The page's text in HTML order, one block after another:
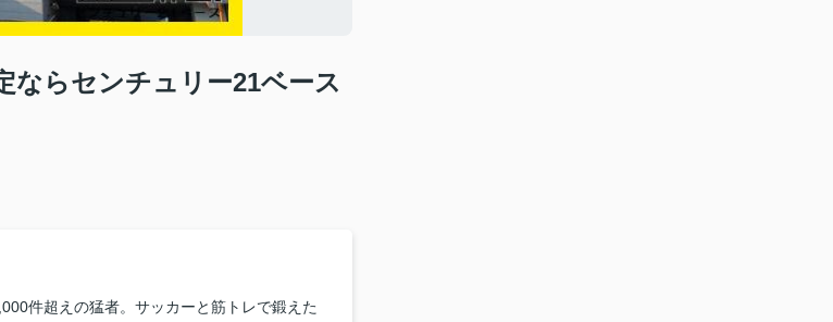
ならセンチュリー21ベース
件超えの猛者。サッカーと筋トレで鍛えた